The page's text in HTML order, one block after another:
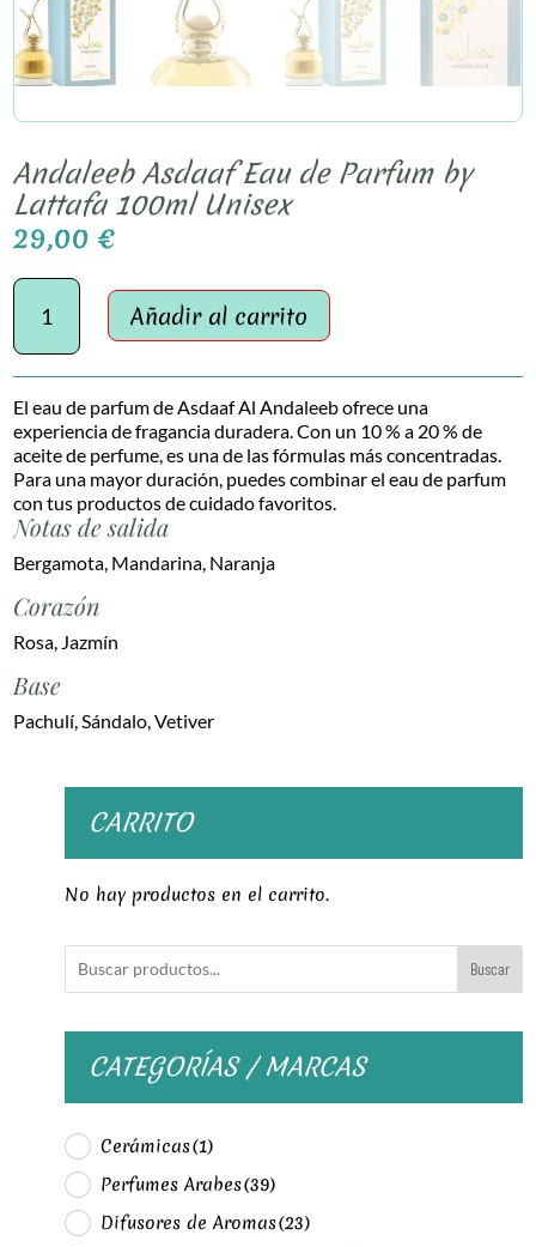
Andaleeb Asdaaf Eau de Parfum by
Lattafa 100ml Unisex
29,00€
Andaleeb
Asdaaf
de
Parfum
by
Lattafa
100ml
Unisex
cantidad
Añadir al carrito
El eau de parfum de Asdaaf Al Andaleeb ofrece una
experiencia de fragancia duradera. Con un 10 % a 20 % de
aceite de perfume, es una de las fórmulas más concentradas.
Para una mayor duración, puedes combinar el eau de parfum
con tus productos de cuidado favoritos.
Notas de salida
Bergamota, Mandarina, Naranja
Corazón
Rosa, Jazmín
Base
Pachulí, Sándalo, Vetiver
CARRITO
No hay productos en el carrito.
Buscar
CATEGORÍAS / MARCAS
Cerámicas(1)
Perfumes Arabes(39)
Difusores de Aromas(23)